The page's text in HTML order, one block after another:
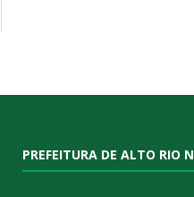
PREFEITURA DE ALTO RIO